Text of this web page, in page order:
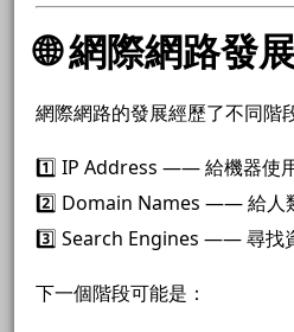
🌐 網際網路發
網際網路的發展經歷了不同階
1️⃣ IP Address —— 給機器使
2️⃣ Domain Names —— 給人
3️⃣ Search Engines —— 尋找
下一個階段可能是：